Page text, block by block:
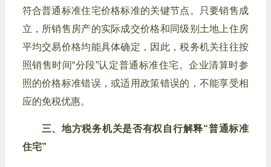
符合普通标准住宅价格标准的关键节点。只要销售成
立，所销售房产的实际成交价格和同级别土地上住房
平均交易价格均能具体确定，因此，税务机关往往按
照销售时间“分段”认定普通标准住宅。企业清算时参
照的价格标准错误，或适用政策错误的，不能享受相
应的免税优惠。
三、地方税务机关是否有权自行解释“普通标准
住宅”